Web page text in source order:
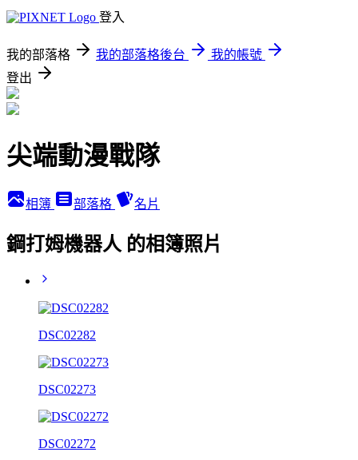
登入
我的部落格 我的部落格後台
我的帳號
登出
尖端動漫戰隊
相簿 部落格 名片
鋼打姆機器人 的相簿照片
DSC02282
DSC02273
DSC02272